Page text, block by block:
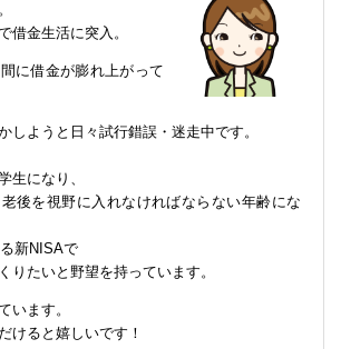
借金生活に突入。
に借金が膨れ上がって
しようと日々試行錯誤・迷走中です。
生になり、
後を視野に入れなければならない年齢にな
新NISAで
りたいと野望を持っています。
います。
けると嬉しいです！